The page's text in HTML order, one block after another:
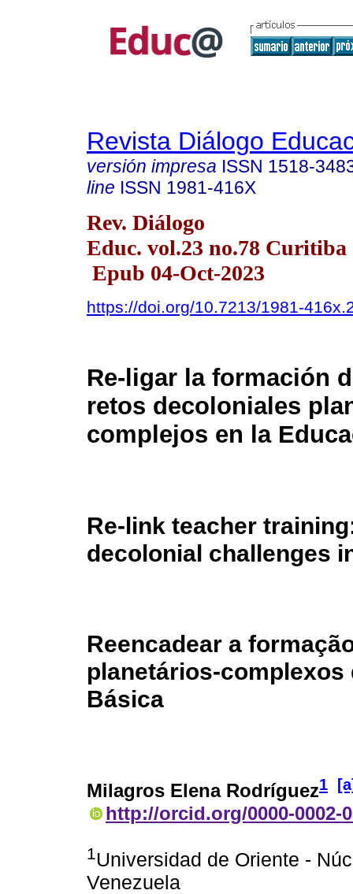
Revista Diálogo
versión impresa ISSN 1518-
line ISSN 1981-416X
Rev. Diálogo
Educ. vol.23 no.78 Curitiba
Epub 04-Oct-2023
https://doi.org/10.7213/1981-
Re-ligar la formación
retos decoloniales
complejos en la
Re-link teacher
decolonial challenges
Reencadear a
planetários-
Básica
Milagros Elena Rodríguez1
http://orcid.org/0000-0002-
1 Universidad de Oriente -
Venezuela